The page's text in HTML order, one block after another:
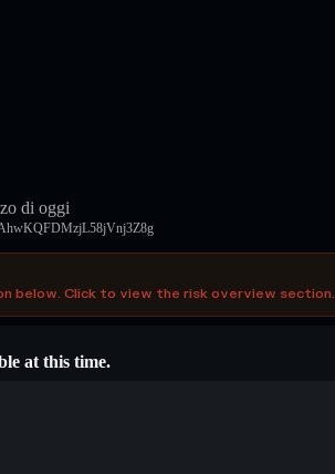
di oggi
below. Click to view the risk overview section.
at this time.